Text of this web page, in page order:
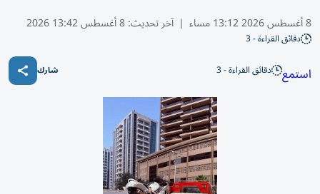
8 أغسطس 2026 13:12 مساء | آخر تحديث:8 أغسطس 13:42 2026
دقائق القراءة - 3
استمع دقائق القراءة - 3 شارك